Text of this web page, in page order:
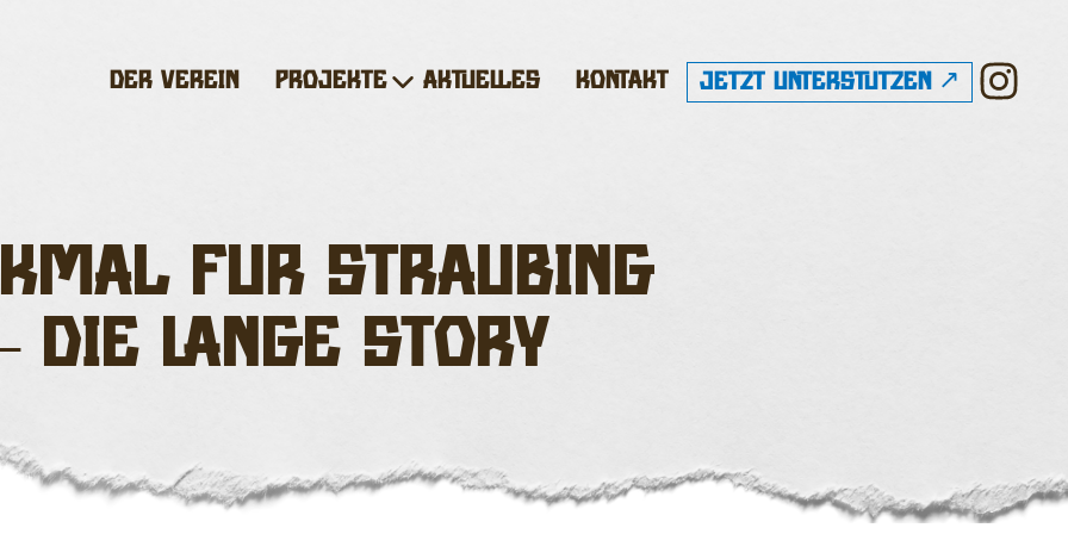
Der Verein
Projekte Untermenü
Aktuelles Kontakt Jetzt Unterstützen
für Straubing
die lange Story